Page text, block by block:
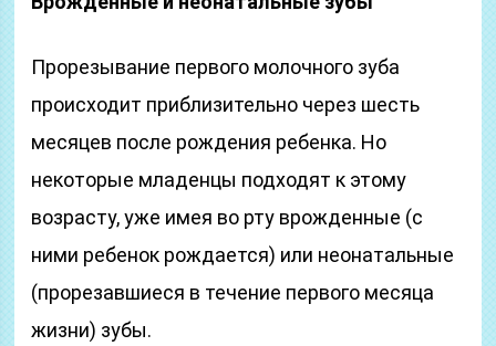
Прорезывание первого молочного зуба
происходит приблизительно через шесть
месяцев после рождения ребенка. Но
некоторые младенцы подходят к этому
возрасту, уже имея во рту врожденные (с
ними ребенок рождается) или неонатальные
(прорезавшиеся в течение первого месяца
жизни) зубы.